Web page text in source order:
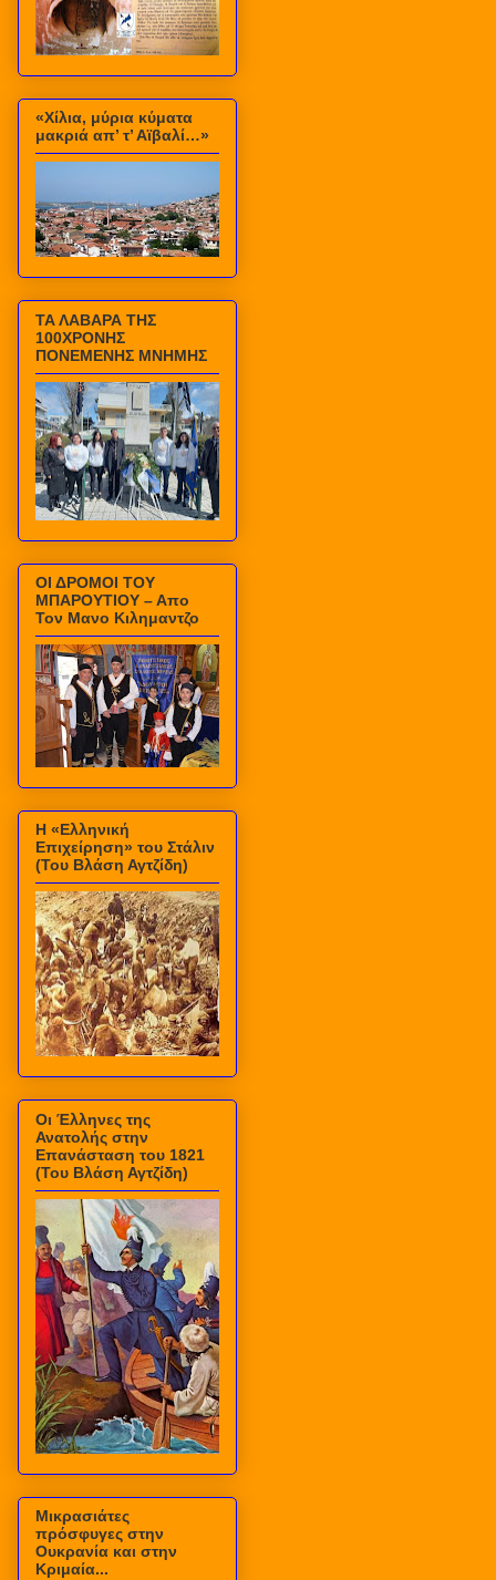
«Χίλια, μύρια κύματα
μακριά απ’ τ’ Αϊβαλί…»
ΤΑ ΛΑΒΑΡΑ ΤΗΣ
100ΧΡΟΝΗΣ
ΠΟΝΕΜΕΝΗΣ ΜΝΗΜΗΣ
ΟΙ ΔΡΟΜΟΙ ΤΟΥ
ΜΠΑΡΟΥΤΙΟΥ – Απο
Τον Μανο Κιλημαντζο
Η «Ελληνική
Επιχείρηση» του Στάλιν
(Του Βλάση Αγτζίδη)
Οι Έλληνες της
Ανατολής στην
Επανάσταση του 1821
(Του Βλάση Αγτζίδη)
Μικρασιάτες
πρόσφυγες στην
Ουκρανία και στην
Κριμαία...